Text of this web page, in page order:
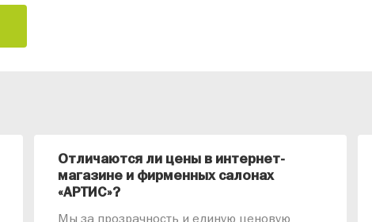
Отличаются ли цены в интернет-
магазине и фирменных салонах
«АРТИС»?
Мы за прозрачность и единую ценовую